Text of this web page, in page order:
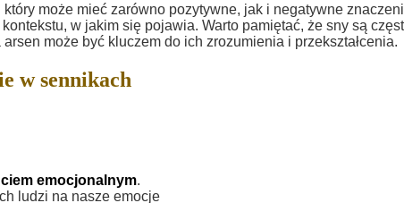
może mieć zarówno pozytywne, jak i negatywne
w jakim się pojawia. Warto pamiętać, że sny są
może być kluczem do ich zrozumienia i przekształcenia.
w sennikach
emocjonalnym.
ludzi na nasze emocje